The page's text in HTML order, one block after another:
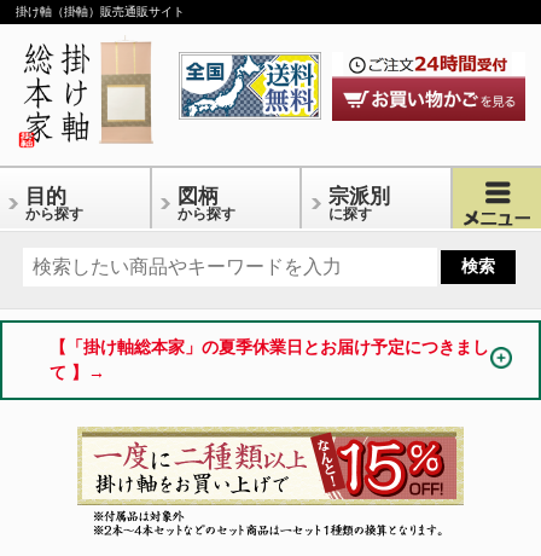
掛け軸（掛軸）販売通販サイト
目的
から探す
図柄
から探す
宗派別
に探す
【「掛け軸総本家」の夏季休業日とお届け予定につきまし
て 】→